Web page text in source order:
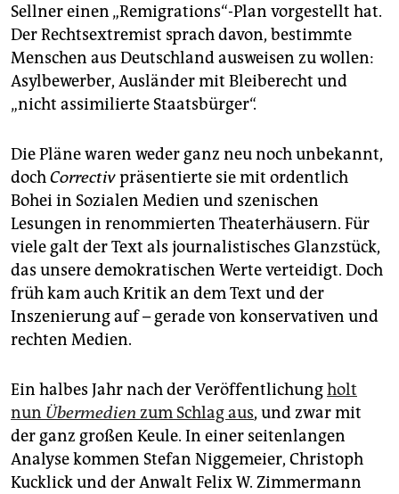
Sellner einen „Remigrations“-Plan vorgestellt hat.
Der Rechtsextremist sprach davon, bestimmte
Menschen aus Deutschland ausweisen zu wollen:
Asylbewerber, Ausländer mit Bleiberecht und
„nicht assimilierte Staatsbürger“.
Die Pläne waren weder ganz neu noch unbekannt,
dochCorrectivpräsentierte sie mit ordentlich
Bohei in Sozialen Medien und szenischen
Lesungen in renommierten Theaterhäusern. Für
viele galt der Text als journalistisches Glanzstück,
das unsere demokratischen Werte verteidigt. Doch
früh kam auch Kritik an dem Text und der
Inszenierung auf – gerade von konservativen und
rechten Medien.
Ein halbes Jahr nach der Veröffentlichungholt
nun Übermedien zum Schlag aus, und zwar mit
der ganz großen Keule. In einer seitenlangen
Analyse kommen Stefan Niggemeier, Christoph
Kucklick und der Anwalt Felix W. Zimmermann